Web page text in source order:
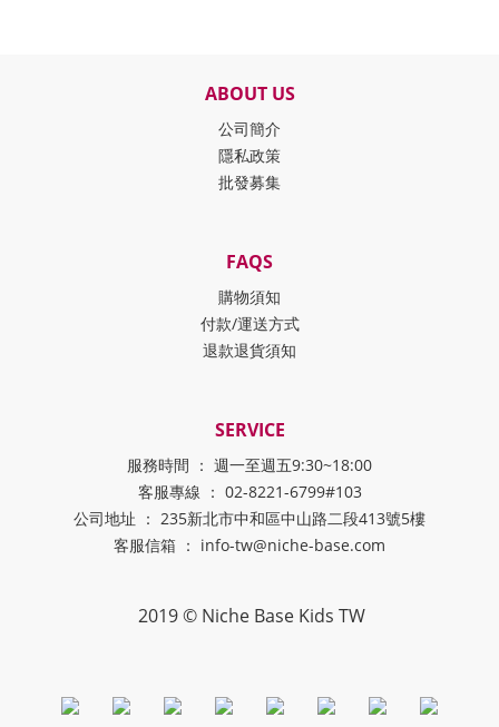
ABOUT US
公司簡介
隱私政策
批發募集
FAQS
購物須知
付款/運送方式
退款退貨須知
SERVICE
服務時間 ： 週一至週五9:30~18:00
客服專線 ： 02-8221-6799#103
公司地址 ： 235新北市中和區中山路二段413號5樓
客服信箱 ： info-tw@niche-base.com
2019 © Niche Base Kids TW